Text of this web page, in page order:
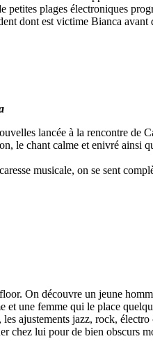
plages électroniques
dont est victime Bianca avant
lancée à la rencontre de
le chant calme et enivré ainsi
musicale, on se sent
On découvre un jeune
une femme qui le place
ajustements jazz, rock,
chez lui pour de bien obscurs